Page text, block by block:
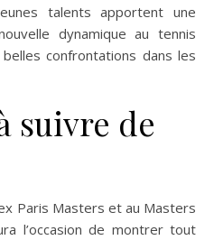
talents apportent une
dynamique au tennis
confrontations dans les
suivre de
Paris Masters et au Masters
l’occasion de montrer tout